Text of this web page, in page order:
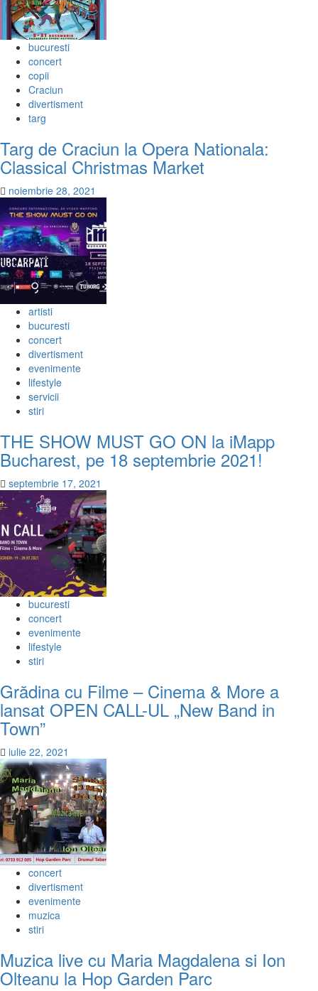
bucuresti
concert
copii
Craciun
divertisment
targ
Targ de Craciun la Opera Nationala:
Classical Christmas Market
noiembrie 28, 2021
artisti
bucuresti
concert
divertisment
evenimente
lifestyle
servicii
stiri
THE SHOW MUST GO ON la iMapp
Bucharest, pe 18 septembrie 2021!
septembrie 17, 2021
bucuresti
concert
evenimente
lifestyle
stiri
Grădina cu Filme – Cinema & More a
lansat OPEN CALL-UL „New Band in
Town”
iulie 22, 2021
concert
divertisment
evenimente
muzica
stiri
Muzica live cu Maria Magdalena si Ion
Olteanu la Hop Garden Parc